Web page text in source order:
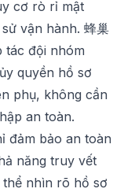
cơ rò rỉ mật
vận hành. 蜂巢
tác đội nhóm
quyền hồ sơ
phụ, không cần
an toàn.
đảm bảo an toàn
năng truy vết
nhìn rõ hồ sơ